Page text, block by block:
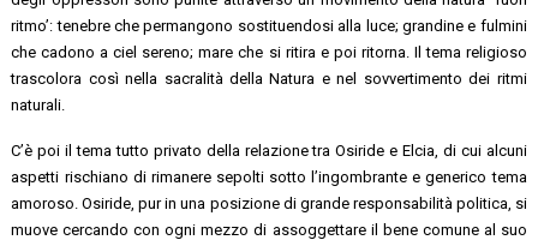
ritmo’: tenebre che permangono sostituendosi alla luce; grandine e fulmini
che cadono a ciel sereno; mare che si ritira e poi ritorna. Il tema religioso
trascolora così nella sacralità della Natura e nel sovvertimento dei ritmi
naturali.
C’è poi il tema tutto privato della relazione tra Osiride e Elcia, di cui alcuni
aspetti rischiano di rimanere sepolti sotto l’ingombrante e generico tema
amoroso. Osiride, pur in una posizione di grande responsabilità politica, si
muove cercando con ogni mezzo di assoggettare il bene comune al suo